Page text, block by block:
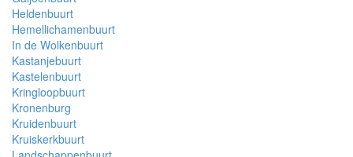
Heldenbuurt
Hemellichamenbuurt
In de Wolkenbuurt
Kastanjebuurt
Kastelenbuurt
Kringloopbuurt
Kronenburg
Kruidenbuurt
Kruiskerkbuurt